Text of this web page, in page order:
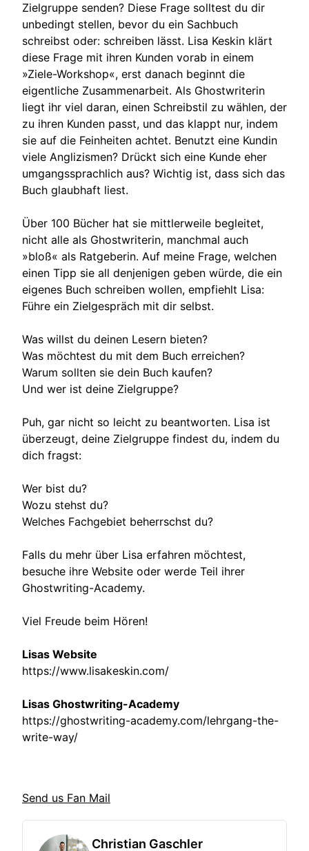
Zielgruppe senden? Diese Frage solltest du dir
unbedingt stellen, bevor du ein Sachbuch
schreibst oder: schreiben lässt. Lisa Keskin klärt
diese Frage mit ihren Kunden vorab in einem
»Ziele-Workshop«, erst danach beginnt die
eigentliche Zusammenarbeit. Als Ghostwriterin
liegt ihr viel daran, einen Schreibstil zu wählen, der
zu ihren Kunden passt, und das klappt nur, indem
sie auf die Feinheiten achtet. Benutzt eine Kundin
viele Anglizismen? Drückt sich eine Kunde eher
umgangssprachlich aus? Wichtig ist, dass sich das
Buch glaubhaft liest.
Über 100 Bücher hat sie mittlerweile begleitet,
nicht alle als Ghostwriterin, manchmal auch
»bloß« als Ratgeberin. Auf meine Frage, welchen
einen Tipp sie all denjenigen geben würde, die ein
eigenes Buch schreiben wollen, empfiehlt Lisa:
Führe ein Zielgespräch mit dir selbst.
Was willst du deinen Lesern bieten?
Was möchtest du mit dem Buch erreichen?
Warum sollten sie dein Buch kaufen?
Und wer ist deine Zielgruppe?
Puh, gar nicht so leicht zu beantworten. Lisa ist
überzeugt, deine Zielgruppe findest du, indem du
dich fragst:
Wer bist du?
Wozu stehst du?
Welches Fachgebiet beherrschst du?
Falls du mehr über Lisa erfahren möchtest,
besuche ihre Website oder werde Teil ihrer
Ghostwriting-Academy.
Viel Freude beim Hören!
Lisas Website
https://www.lisakeskin.com/
Lisas Ghostwriting-Academy
https://ghostwriting-academy.com/lehrgang-the-
write-way/
Send us Fan Mail
Christian Gaschler